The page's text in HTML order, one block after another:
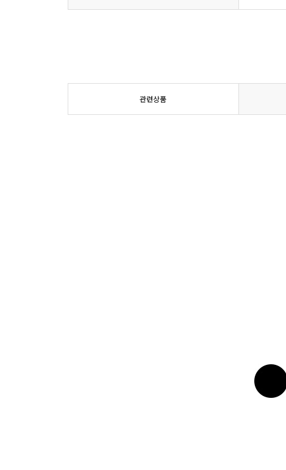
관련상품